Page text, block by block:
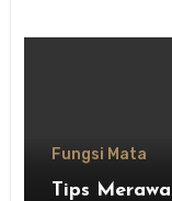
Fungsi Mata
Tips